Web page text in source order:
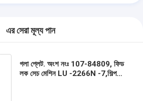
এর সেরা মূল্য পান
গলা প্লেট. অংশ নংঃ 107-84809, ফিড
লক সেচ মেশিন LU -2266N -7,শিল্প